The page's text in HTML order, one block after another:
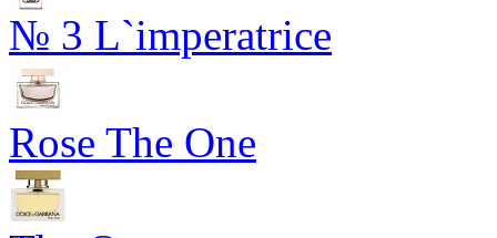
№ 3 L`imperatrice
Rose The One